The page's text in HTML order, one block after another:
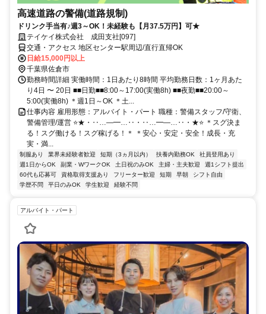
高速道路の警備(道路規制)
ドリンク手当有♪週3～OK！未経験も【月37.5万円】可★
テイケイ株式会社 成田支社[097]
交通・アクセス 地区センター駅周辺/直行直帰OK
日給15,000円以上
千葉県佐倉市
勤務時間詳細 実働時間：1日あたり8時間 平均勤務日数：1ヶ月あた
り4日 〜 20日 ■■日勤■■8:00～17:00(実働8h) ■■夜勤■■20:00～
5:00(実働8h) ＊週1日～OK ＊土...
仕事内容 雇用形態：アルバイト・パート 職種：警備スタッフ/守衛、
警備管理/運営 ⭐★・‥…―━…‥・‥…━―…‥・★⭐ ＊スグ決ま
る！スグ働ける！スグ稼げる！＊ ＊安心・安定・安全！成長・充
実・満...
制服あり 業界未経験者歓迎 短期（3ヵ月以内） 扶養内勤務OK
社員登用あり
週1日からOK
副業・WワークOK 土日祝のみOK 主婦・主夫歓迎
週1シフト提出
60代も応募可
資格取得支援あり フリーター歓迎 短期 早朝
シフト自由
学歴不問
平日のみOK 学生歓迎 経験不問
アルバイト・パート